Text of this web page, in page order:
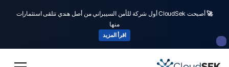
🚀
أصبحت CloudSek أول شركة للأمن السيبراني من أصل هندي تتلقى استثمارات
منها
اقرأ المزيد